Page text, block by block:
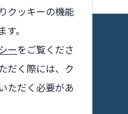
クッキーの機能
。
ーをご覧くださ
だく際には、ク
ただく必要があ
合わせ
お問い合わせは